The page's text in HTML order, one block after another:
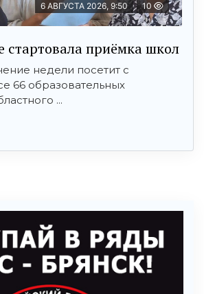
6 АВГУСТА 2026, 9:50 10
приёмка школ
недели посетит с
66 образовательных
...